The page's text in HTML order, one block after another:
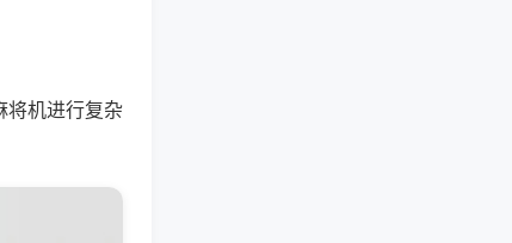
将机进行复杂